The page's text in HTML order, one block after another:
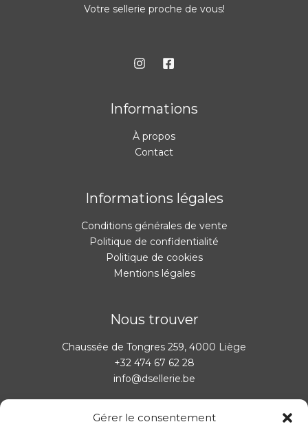
Gérer le consentement
Votre sellerie proche de vous!
Informations
À propos
Contact
Informations légales
Conditions générales de vente
Politique de confidentialité
Politique de cookies
Mentions légales
Nous trouver
Chaussée de Tongres 259, 4000 Liège
+32 474 67 62 28
info@dsellerie.be